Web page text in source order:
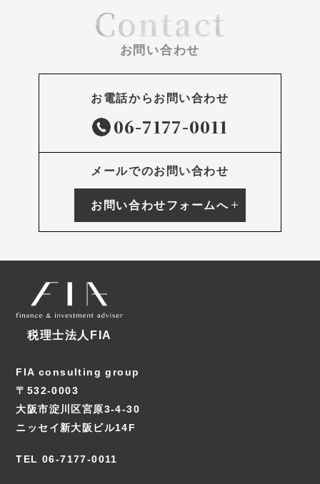
Contact
お問い合わせ
お電話からお問い合わせ
06-7177-0011
メールでのお問い合わせ
お問い合わせフォームへ
税理士法人FIA
FIA consulting group
〒532-0003
大阪市淀川区宮原3-4-30
ニッセイ新大阪ビル14F
TEL 06-7177-0011